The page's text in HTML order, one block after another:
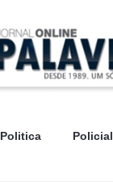
Politica Policial